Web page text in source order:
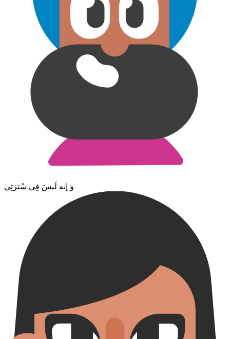
وَ إنه لَيسَ فِي سُترَتِي